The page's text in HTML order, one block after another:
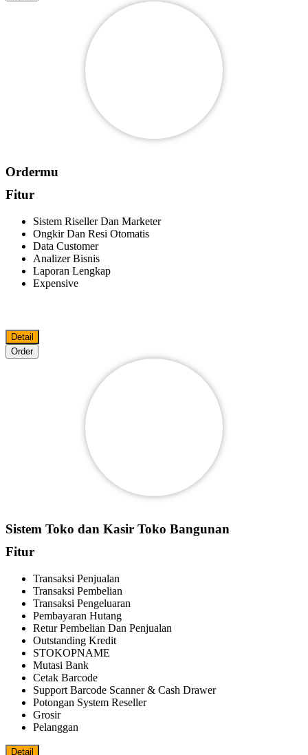
Ordermu
Fitur
Sistem Riseller Dan Marketer
Ongkir Dan Resi Otomatis
Data Customer
Analizer Bisnis
Laporan Lengkap
Expensive
Detail
Order
Sistem Toko dan Kasir Toko Bangunan
Fitur
Transaksi Penjualan
Transaksi Pembelian
Transaksi Pengeluaran
Pembayaran Hutang
Retur Pembelian Dan Penjualan
Outstanding Kredit
STOKOPNAME
Mutasi Bank
Cetak Barcode
Support Barcode Scanner & Cash Drawer
Potongan System Reseller
Grosir
Pelanggan
Detail